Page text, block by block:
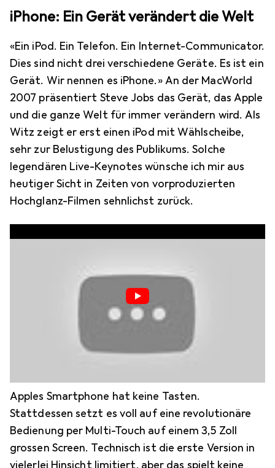
iPhone: Ein Gerät verändert die Welt
«Ein iPod. Ein Telefon. Ein Internet-Communicator.
Dies sind nicht drei verschiedene Geräte. Es ist ein
Gerät. Wir nennen es iPhone.» An der MacWorld
2007 präsentiert Steve Jobs das Gerät, das Apple
und die ganze Welt für immer verändern wird. Als
Witz zeigt er erst einen iPod mit Wählscheibe,
sehr zur Belustigung des Publikums. Solche
legendären Live-Keynotes wünsche ich mir aus
heutiger Sicht in Zeiten von vorproduzierten
Hochglanz-Filmen sehnlichst zurück.
Apples Smartphone hat keine Tasten.
Stattdessen setzt es voll auf eine revolutionäre
Bedienung per Multi-Touch auf einem 3,5 Zoll
grossen Screen. Technisch ist die erste Version in
vielerlei Hinsicht limitiert, aber das spielt keine